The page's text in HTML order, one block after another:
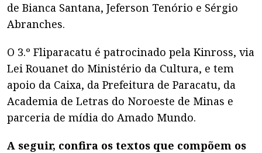
de Bianca Santana, Jeferson Tenório e Sérgio
Abranches.
O 3.º Fliparacatu é patrocinado pela Kinross, via
Lei Rouanet do Ministério da Cultura, e tem
apoio da Caixa, da Prefeitura de Paracatu, da
Academia de Letras do Noroeste de Minas e
parceria de mídia do Amado Mundo.
A seguir, confira os textos que compõem os